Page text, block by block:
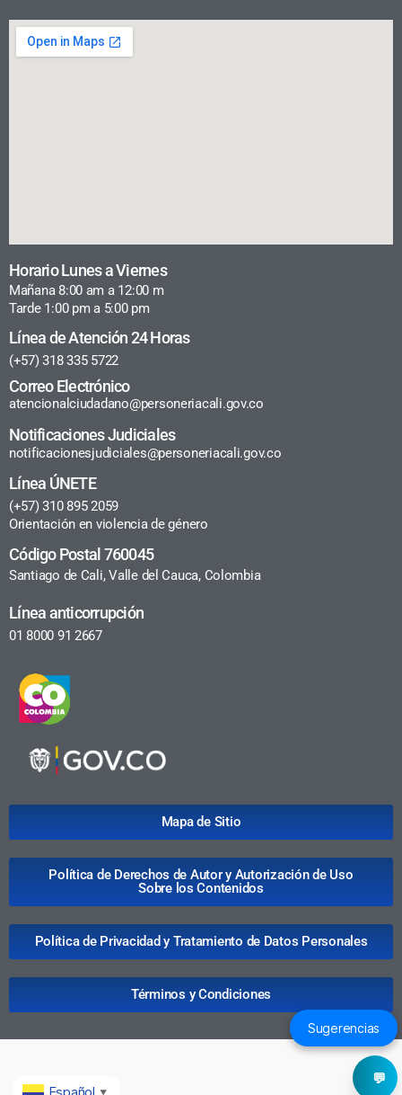
Horario Lunes a Viernes
Mañana 8:00 am a 12:00 m
Tarde 1:00 pm a 5:00 pm
Línea de Atención 24 Horas
(+57) 318 335 5722
Correo Electrónico
atencionalciudadano@personeriacali.gov.co
Notificaciones Judiciales
notificacionesjudiciales@personeriacali.gov.co
Línea ÚNETE
(+57) 310 895 2059
Orientación en violencia de género
Código Postal 760045
Santiago de Cali, Valle del Cauca, Colombia
Línea anticorrupción
01 8000 91 2667
Mapa de Sitio
Política de Derechos de Autor y Autorización de Uso
Sobre los Contenidos
Política de Privacidad y Tratamiento de Datos Personales
Términos y Condiciones
▼
Sugerencias
💬